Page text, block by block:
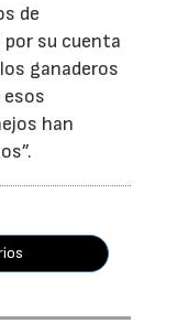
de
su cuenta
ganaderos
esos
han